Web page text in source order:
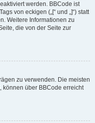
werden. BBCode ist
von eckigen („[“ und „]“) statt
Weitere Informationen zu
die von der Seite zur
zu verwenden. Die meisten
können über BBCode erreicht